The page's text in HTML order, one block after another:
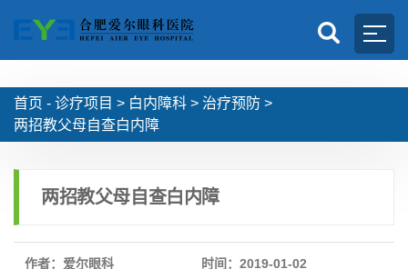
首页 - 诊疗项目 > 白内障科 > 治疗预防 >
两招教父母自查白内障
两招教父母自查白内障
作者：爱尔眼科 时间：2019-01-02